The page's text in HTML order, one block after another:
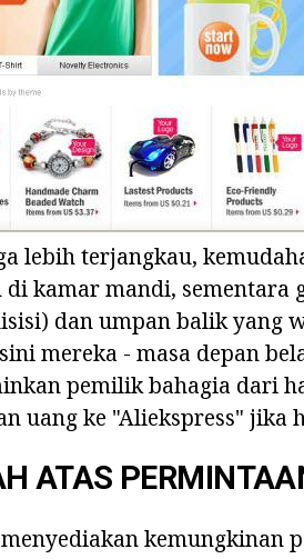
lebih terjangkau,
kamar mandi, sementara
dan umpan balik yang
mereka - masa depan
pemilik bahagia dari
uang ke "Aliekspress" jika
ATAS
kemungkinan